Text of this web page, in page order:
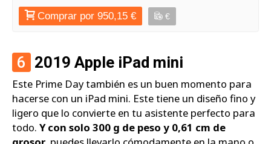
Comprar por 950,15 € €
6 2019 Apple iPad mini
Este Prime Day también es un buen momento para
hacerse con un iPad mini. Este tiene un diseño fino y
ligero que lo convierte en tu asistente perfecto para
todo. Y con solo 300 g de peso y 0,61 cm de